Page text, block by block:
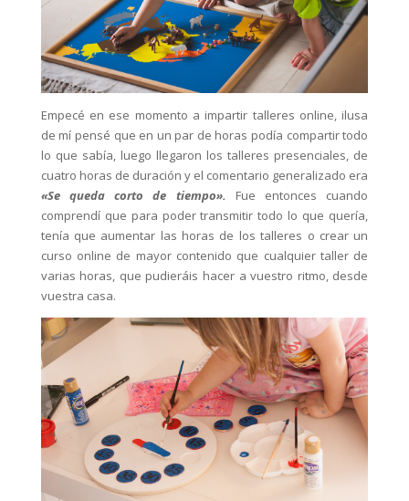
Empecé en ese momento a impartir talleres online, ilusa
de mí pensé que en un par de horas podía compartir todo
lo que sabía, luego llegaron los talleres presenciales, de
cuatro horas de duración y el comentario generalizado era
«Se queda corto de tiempo». Fue entonces cuando
comprendí que para poder transmitir todo lo que quería,
tenía que aumentar las horas de los talleres o crear un
curso online de mayor contenido que cualquier taller de
varias horas, que pudieráis hacer a vuestro ritmo, desde
vuestra casa.